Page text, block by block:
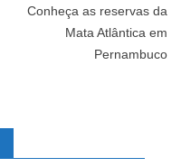
Conheça as reservas da
Mata Atlântica em
Pernambuco